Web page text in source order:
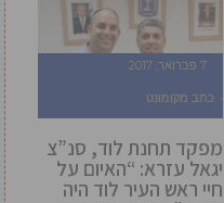
7 פברואר, 2017
כתב מקומונט
מפקד תחנת לוד, סנ”צ
יגאל עזרא: “האיום על
חיי ראש העיר לוד היה